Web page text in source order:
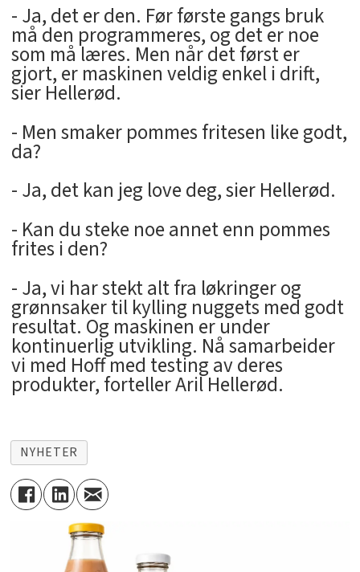
- Ja, det er den. Før første gangs bruk
må den programmeres, og det er noe
som må læres. Men når det først er
gjort, er maskinen veldig enkel i drift,
sier Hellerød.
- Men smaker pommes fritesen like godt,
da?
- Ja, det kan jeg love deg, sier Hellerød.
- Kan du steke noe annet enn pommes
frites i den?
- Ja, vi har stekt alt fra løkringer og
grønnsaker til kylling nuggets med godt
resultat. Og maskinen er under
kontinuerlig utvikling. Nå samarbeider
vi med Hoff med testing av deres
produkter, forteller Aril Hellerød.
NYHETER